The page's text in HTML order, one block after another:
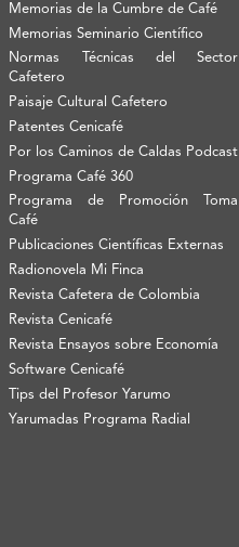
Memorias de la Cumbre de Café
Memorias Seminario Científico
Normas Técnicas del Sector
Cafetero
Paisaje Cultural Cafetero
Patentes Cenicafé
Por los Caminos de Caldas Podcast
Programa Café 360
Programa de Promoción Toma
Café
Publicaciones Científicas Externas
Radionovela Mi Finca
Revista Cafetera de Colombia
Revista Cenicafé
Revista Ensayos sobre Economía
Software Cenicafé
Tips del Profesor Yarumo
Yarumadas Programa Radial